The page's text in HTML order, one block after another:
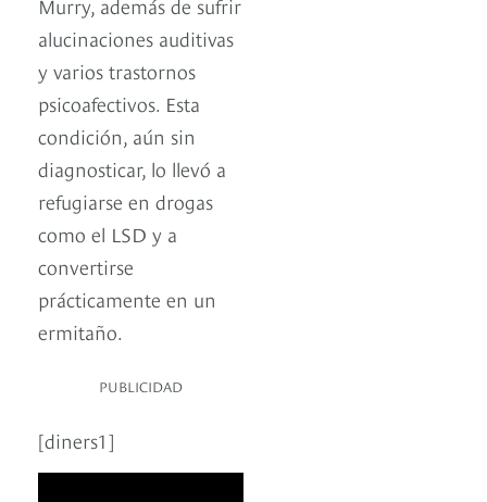
alucinaciones auditivas
y varios trastornos
psicoafectivos. Esta
condición, aún sin
diagnosticar, lo llevó a
refugiarse en drogas
como el LSD y a
convertirse
prácticamente en un
ermitaño.
PUBLICIDAD
[diners1]